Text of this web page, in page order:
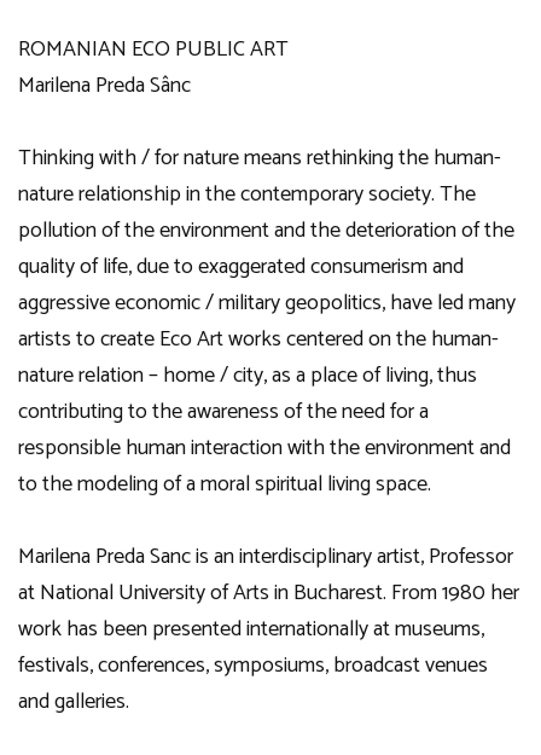
ROMANIAN ECO PUBLIC ART
Marilena Preda Sânc
Thinking with / for nature means rethinking the human-
nature relationship in the contemporary society. The
pollution of the environment and the deterioration of the
quality of life, due to exaggerated consumerism and
aggressive economic / military geopolitics, have led many
artists to create Eco Art works centered on the human-
nature relation – home / city, as a place of living, thus
contributing to the awareness of the need for a
responsible human interaction with the environment and
to the modeling of a moral spiritual living space.
Marilena Preda Sanc is an interdisciplinary artist, Professor
at National University of Arts in Bucharest. From 1980 her
work has been presented internationally at museums,
festivals, conferences, symposiums, broadcast venues
and galleries.